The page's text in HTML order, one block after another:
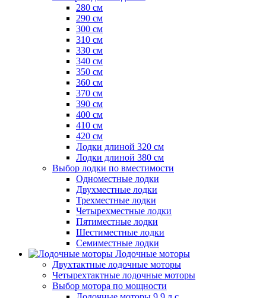
280 см
290 см
300 см
310 см
330 см
340 см
350 см
360 см
370 см
390 см
400 см
410 см
420 см
Лодки длиной 320 см
Лодки длиной 380 см
Выбор лодки по вместимости
Одноместные лодки
Двухместные лодки
Трехместные лодки
Четырехместные лодки
Пятиместные лодки
Шестиместные лодки
Семиместные лодки
Лодочные моторы
Двухтактные лодочные моторы
Четырехтактные лодочные моторы
Выбор мотора по мощности